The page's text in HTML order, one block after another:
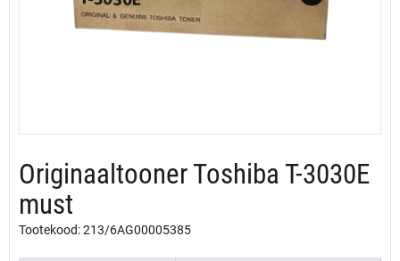
Originaaltooner Toshiba T-3030E
must
Tootekood: 213/6AG00005385